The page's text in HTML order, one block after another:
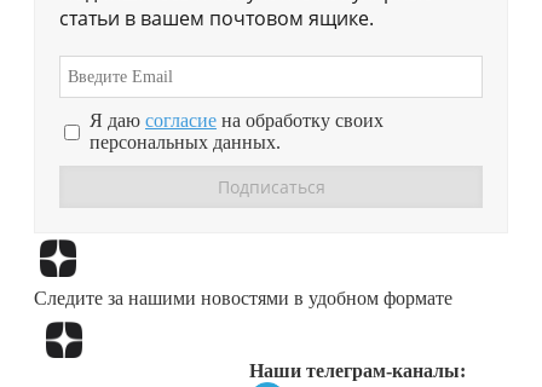
статьи в вашем почтовом ящике.
Я даю согласие на обработку своих
персональных данных.
Следите за нашими новостями в удобном формате
Наши телеграм-каналы: